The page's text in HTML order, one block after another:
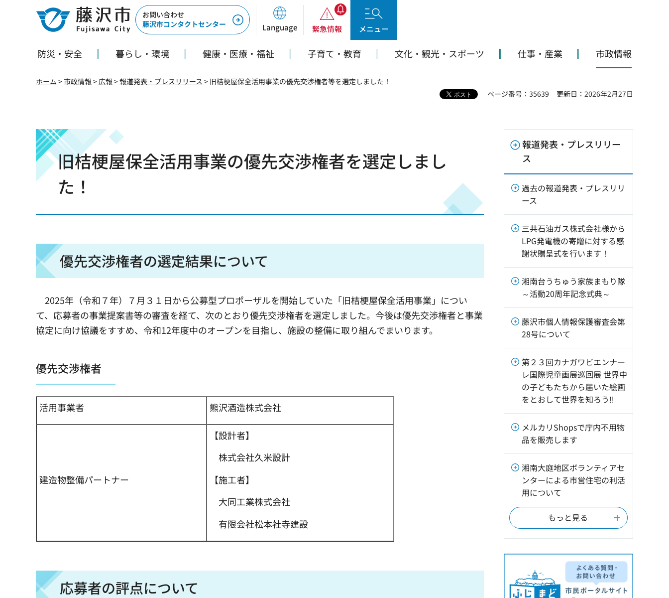
藤沢市
お問い合わせ
藤沢市コンタクトセンター
Language 緊急情報 メニュー
防災・安全 暮らし・環境 健康・医療・福祉 子育て・教育 文化・観光・スポーツ 仕事・産業 市政情報
ホーム >市政情報 >広報 >報道発表・プレスリリース > 旧桔梗屋保全活用事業の優先交渉権者等を選定しました！
ページ番号：35639
更新日：2026年2月27日
旧桔梗屋保全活用事業の優先交渉権者を選定しまし
た！
優先交渉権者の選定結果について
2025年（令和７年）７月３１日から公募型プロポーザルを開始していた「旧桔梗屋保全活用事業」につい
て、応募者の事業提案書等の審査を経て、次のとおり優先交渉権者を選定しました。今後は優先交渉権者と事業
協定に向け協議をすすめ、令和12年度中のオープンを目指し、施設の整備に取り組んでまいります。
優先交渉権者
活用事業者 熊沢酒造株式会社
建造物整備パートナー
【設計者】
株式会社久米設計
【施工者】
大同工業株式会社
有限会社松本社寺建設
応募者の評点について
報道発表・プレスリリー
ス
過去の報道発表・プレスリリ
ース
三共石油ガス株式会社様から
LPG発電機の寄贈に対する感
謝状贈呈式を行います！
湘南台うちゅう家族まもり隊
～活動20周年記念式典～
藤沢市個人情報保護審査会第
28号について
第２３回カナガワビエンナー
レ国際児童画展巡回展 世界中
の子どもたちから届いた絵画
をとおして世界を知ろう‼
メルカリShopsで庁内不用物
品を販売します
湘南大庭地区ボランティアセ
ンターによる市営住宅の利活
用について
もっと見る